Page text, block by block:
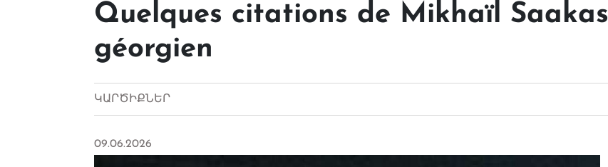
Quelques citations de Mikhaïl
géorgien
ԿԱՐԾԻՔՆԵՐ
09.06.2026